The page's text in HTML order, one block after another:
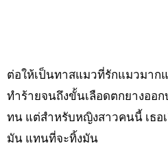
ต่อให้เป็นทาสแมวที่รักแมวมา
ทำร้ายจนถึงขั้นเลือดตกยางออ
ทน แต่สำหรับหญิงสาวคนนี้ เธอ
มัน แทนที่จะทิ้งมัน